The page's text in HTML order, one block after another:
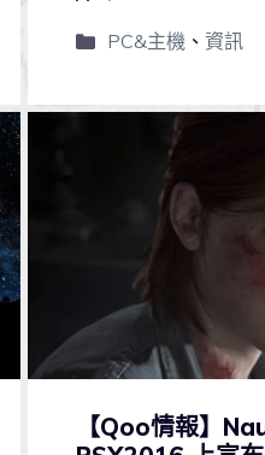
PC&主機、 資訊
【Qoo情報】